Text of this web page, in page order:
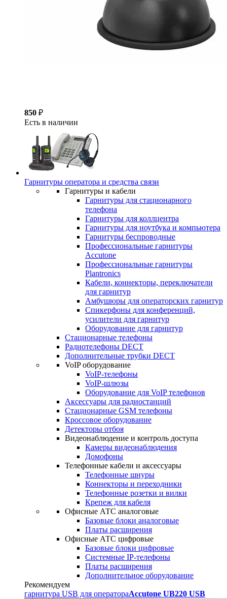
850 ₽
Есть в наличии
Гарнитуры оператора и средства связи
Гарнитуры и кабели
Гарнитуры для стационарного
телефона
Гарнитуры для коллцентра
Гарнитуры для ноутбука и компьютера
Гарнитуры беспроводные
Профессиональные гарнитуры
Accutone
Профессиональные гарнитуры
Plantronics
Кабели, коннекторы, переключатели
для гарнитур
Амбушюры для операторских гарнитур
Cпикерфоны для конференций,
усилители для гарнитур
Оборудование для гарнитур
Стационарные телефоны
Радиотелефоны DECT
Дополнительные трубки DECT
VoIP оборудование
VoIP-телефоны
VoIP-шлюзы
Оборудование для VoIP телефонов
Аксессуары для радиостанций
Стационарные GSM телефоны
Кроссовое оборудование
Детекторы отбоя
Видеонаблюдение и контроль доступа
Камеры видеонаблюдения
Домофоны
Телефонные кабели и аксессуары
Телефонные шнуры
Коннекторы и переходники
Телефонные розетки и вилки
Крепеж для кабеля
Офисные АТС аналоговые
Базовые блоки аналоговые
Платы расширения
Офисные АТС цифровые
Базовые блоки цифровые
Системные IP-телефоны
Платы расширения
Дополнительное оборудование
Рекомендуем
гарнитура USB для оператораAccutone UB220 USB